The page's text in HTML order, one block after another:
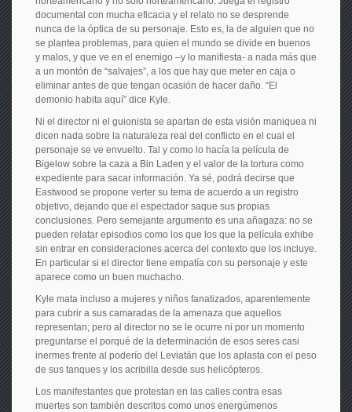
documental con mucha eficacia y el relato no se desprende
nunca de la óptica de su personaje. Esto es, la de alguien que no
se plantea problemas, para quien el mundo se divide en buenos
y malos, y que ve en el enemigo –y lo manifiesta- a nada más que
a un montón de “salvajes”, a los que hay que meter en caja o
eliminar antes de que tengan ocasión de hacer daño. “El
demonio habita aquí” dice Kyle.
Ni el director ni el guionista se apartan de esta visión maniquea ni
dicen nada sobre la naturaleza real del conflicto en el cual el
personaje se ve envuelto. Tal y como lo hacía la película de
Bigelow sobre la caza a Bin Laden y el valor de la tortura como
expediente para sacar información. Ya sé, podrá decirse que
Eastwood se propone verter su tema de acuerdo a un registro
objetivo, dejando que el espectador saque sus propias
conclusiones. Pero semejante argumento es una añagaza: no se
pueden relatar episodios como los que los que la película exhibe
sin entrar en consideraciones acerca del contexto que los incluye.
En particular si el director tiene empatía con su personaje y este
aparece como un buen muchacho.
Kyle mata incluso a mujeres y niños fanatizados, aparentemente
para cubrir a sus camaradas de la amenaza que aquellos
representan; pero al director no se le ocurre ni por un momento
preguntarse el porqué de la determinación de esos seres casi
inermes frente al poderío del Leviatán que los aplasta con el peso
de sus tanques y los acribilla desde sus helicópteros.
Los manifestantes que protestan en las calles contra esas
muertes son también descritos como unos energúmenos